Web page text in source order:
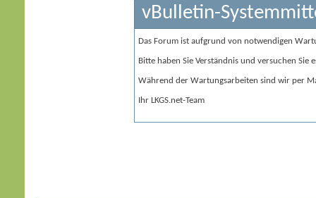
vBulletin-
Das Forum ist aufgrund von notwendigen
Bitte haben Sie Verständnis und versuchen Sie
Während der Wartungsarbeiten sind wir per
Ihr LKGS.net-Team